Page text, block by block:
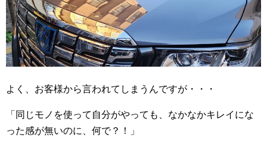
よく、お客様から言われてしまうんですが・・・
「同じモノを使って自分がやっても、なかなかキレイにな
った感が無いのに、何で？！」